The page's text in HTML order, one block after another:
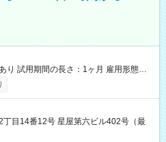
り 試用期間の長さ：1ヶ月 雇用形態、
す。
丁目14番12号 星屋第六ビル402号（最